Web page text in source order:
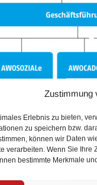
Zustimmung
Erlebnis zu bieten,
zu speichern bzw.
können wir Daten
verarbeiten. Wenn Sie Ihre
bestimmte Merkmale